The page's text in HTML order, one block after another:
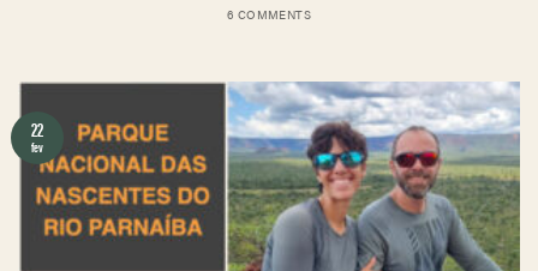
6 COMMENTS
22
fev